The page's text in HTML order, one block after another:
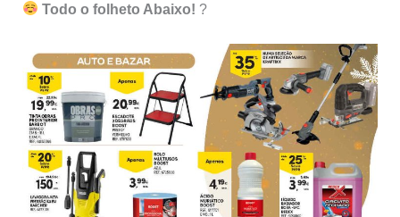
Todo o folheto Abaixo! ?